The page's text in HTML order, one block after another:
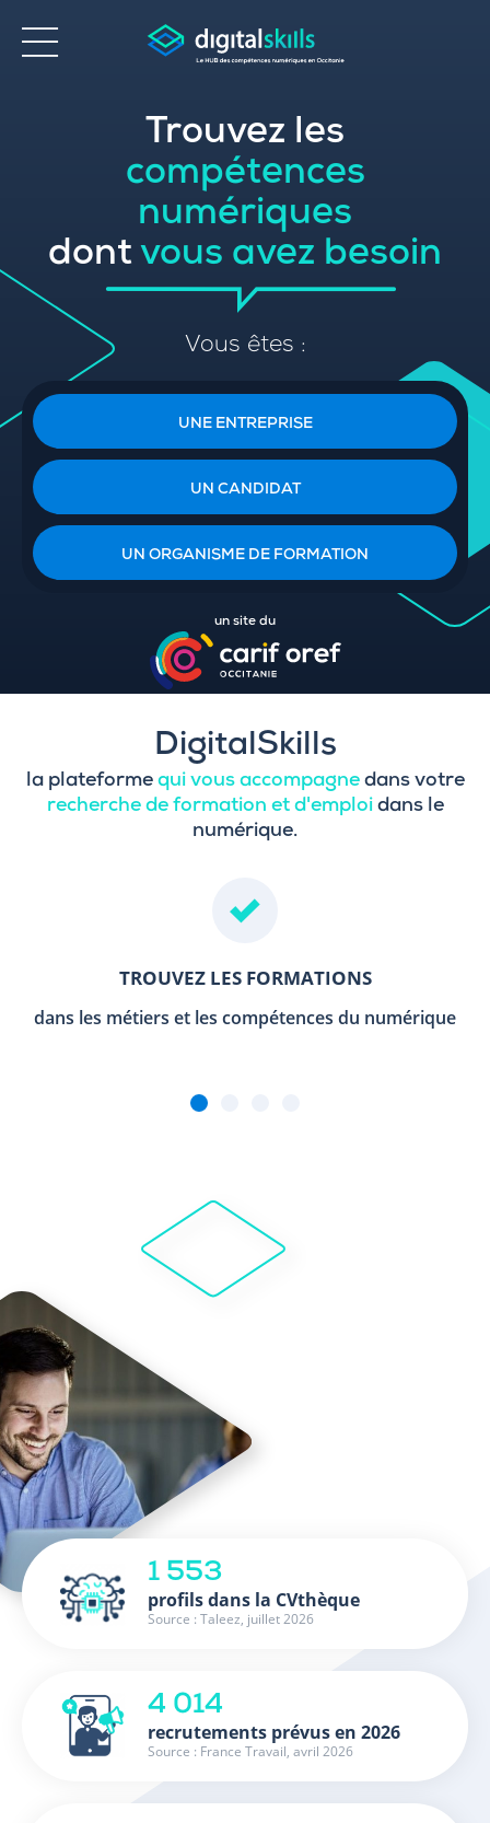
Trouvez les
compétences
numériques
dont vous avez besoin
Vous êtes :
UNE ENTREPRISE
UN CANDIDAT
UN ORGANISME DE FORMATION
un site du
DigitalSkills
la plateforme qui vous accompagnedans votre
recherche de formation et d'emploi dans le
numérique.
TROUVEZ LES FORMATIONS
dans les métiers et les compétences du numérique
1 553
profils dans la CVthèque
Source : Taleez, juillet 2026
4 014
recrutements prévus en 2026
Source : France Travail, avril 2026